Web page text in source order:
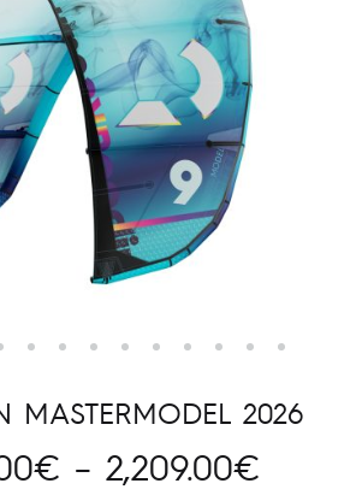
MASTERMODEL 2026
€ – 2,209.00€